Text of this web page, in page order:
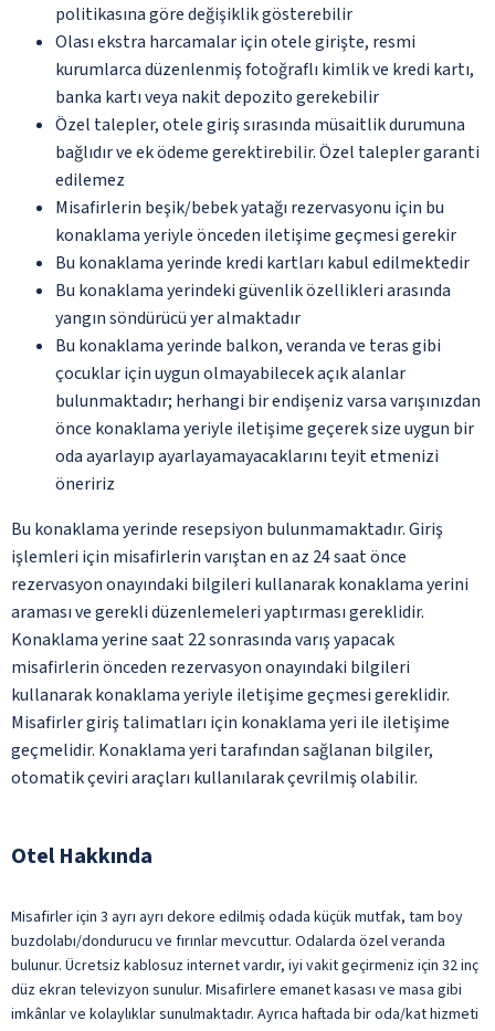
politikasına göre değişiklik gösterebilir
Olası ekstra harcamalar için otele girişte, resmi
kurumlarca düzenlenmiş fotoğraflı kimlik ve kredi kartı,
banka kartı veya nakit depozito gerekebilir
Özel talepler, otele giriş sırasında müsaitlik durumuna
bağlıdır ve ek ödeme gerektirebilir. Özel talepler garanti
edilemez
Misafirlerin beşik/bebek yatağı rezervasyonu için bu
konaklama yeriyle önceden iletişime geçmesi gerekir
Bu konaklama yerinde kredi kartları kabul edilmektedir
Bu konaklama yerindeki güvenlik özellikleri arasında
yangın söndürücü yer almaktadır
Bu konaklama yerinde balkon, veranda ve teras gibi
çocuklar için uygun olmayabilecek açık alanlar
bulunmaktadır; herhangi bir endişeniz varsa varışınızdan
önce konaklama yeriyle iletişime geçerek size uygun bir
oda ayarlayıp ayarlayamayacaklarını teyit etmenizi
öneririz
Bu konaklama yerinde resepsiyon bulunmamaktadır. Giriş
işlemleri için misafirlerin varıştan en az 24 saat önce
rezervasyon onayındaki bilgileri kullanarak konaklama yerini
araması ve gerekli düzenlemeleri yaptırması gereklidir.
Konaklama yerine saat 22 sonrasında varış yapacak
misafirlerin önceden rezervasyon onayındaki bilgileri
kullanarak konaklama yeriyle iletişime geçmesi gereklidir.
Misafirler giriş talimatları için konaklama yeri ile iletişime
geçmelidir. Konaklama yeri tarafından sağlanan bilgiler,
otomatik çeviri araçları kullanılarak çevrilmiş olabilir.
Otel Hakkında
Misafirler için 3 ayrı ayrı dekore edilmiş odada küçük mutfak, tam boy
buzdolabı/dondurucu ve fırınlar mevcuttur. Odalarda özel veranda
bulunur. Ücretsiz kablosuz internet vardır, iyi vakit geçirmeniz için 32 inç
düz ekran televizyon sunulur. Misafirlere emanet kasası ve masa gibi
imkânlar ve kolaylıklar sunulmaktadır. Ayrıca haftada bir oda/kat hizmeti